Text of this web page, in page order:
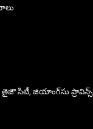
సిటీ, జియాంగ్‌సు ప్రావిన్స్